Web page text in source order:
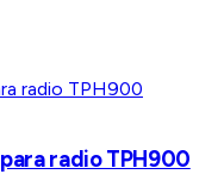
radio TPH900